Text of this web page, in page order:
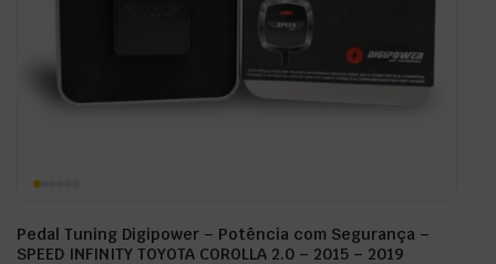
Pedal Tuning Digipower – Potência com Segurança –
SPEED INFINITY TOYOTA COROLLA 2.0 – 2015 – 2019